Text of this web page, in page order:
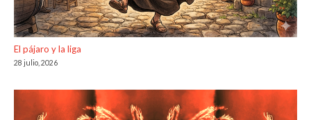
El pájaro y la liga
28 julio, 2026